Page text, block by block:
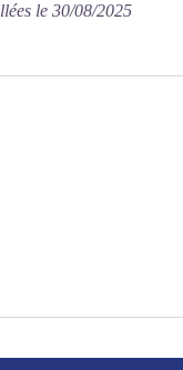
le 30/08/2025